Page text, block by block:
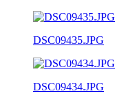
DSC09435.JPG
DSC09434.JPG